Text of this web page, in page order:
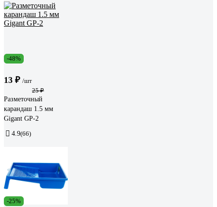
-48%
13 ₽ /шт
25 ₽
Разметочный
карандаш 1.5 мм
Gigant GP-2
4.9(66)
-25%